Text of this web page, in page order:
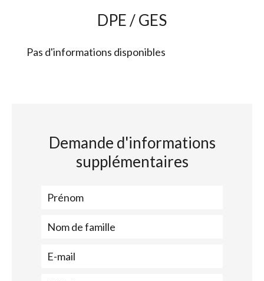
DPE / GES
Pas d'informations disponibles
Demande d'informations
supplémentaires